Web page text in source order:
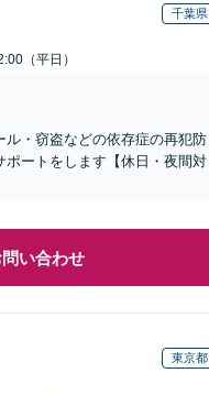
千葉県
（平日）
ル・窃盗などの依存症の再犯防
ートをします【休日・夜間対
い合わせ
東京都